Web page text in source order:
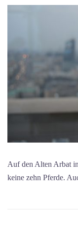
Auf den Alten Arbat
keine zehn Pferde.